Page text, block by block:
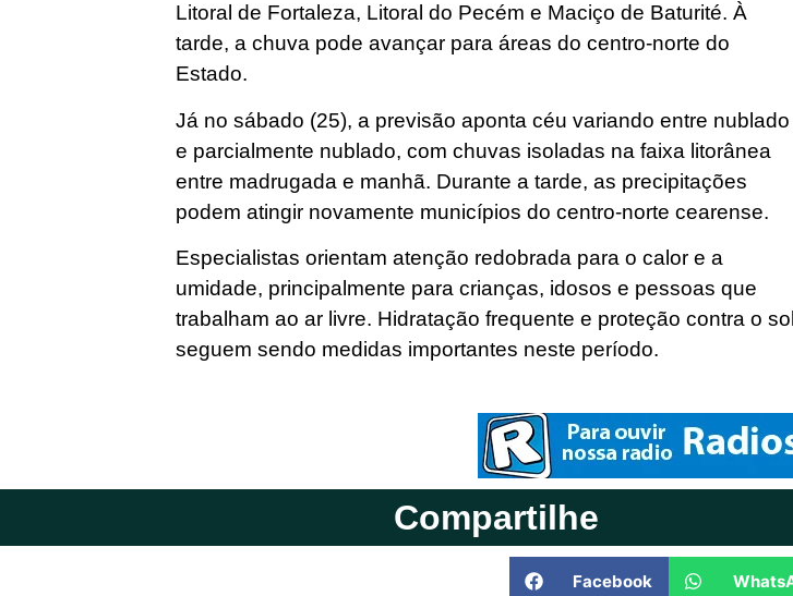
Litoral de Fortaleza, Litoral do Pecém e Maciço de Baturité. À
tarde, a chuva pode avançar para áreas do centro-norte do
Estado.
Já no sábado (25), a previsão aponta céu variando entre nublado
e parcialmente nublado, com chuvas isoladas na faixa litorânea
entre madrugada e manhã. Durante a tarde, as precipitações
podem atingir novamente municípios do centro-norte cearense.
Especialistas orientam atenção redobrada para o calor e a
umidade, principalmente para crianças, idosos e pessoas que
trabalham ao ar livre. Hidratação frequente e proteção contra o sol
seguem sendo medidas importantes neste período.
Compartilhe
Facebook